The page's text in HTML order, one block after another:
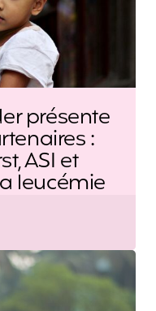
présente
:
ASI et
leucémie